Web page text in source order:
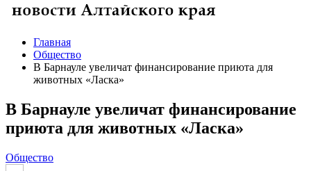
Главная
Общество
В Барнауле увеличат финансирование приюта для
животных «Ласка»
В Барнауле увеличат финансирование
приюта для животных «Ласка»
Общество